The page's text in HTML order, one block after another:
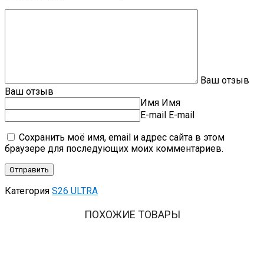
Ваш отзыв
Ваш отзыв
Имя Имя
E-mail E-mail
Сохранить моё имя, email и адрес сайта в этом
браузере для последующих моих комментариев.
Категория S26 ULTRA
ПОХОЖИЕ ТОВАРЫ